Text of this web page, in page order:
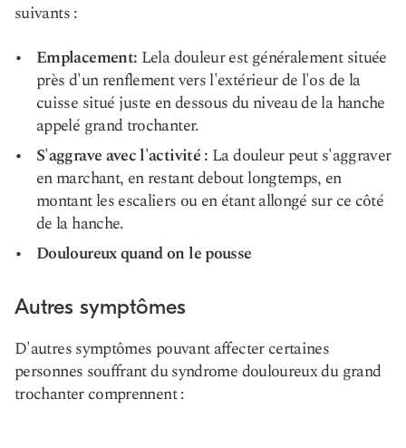
suivants :
Emplacement: Lela douleur est généralement située
près d'un renflement vers l'extérieur de l'os de la
cuisse situé juste en dessous du niveau de la hanche
appelé grand trochanter.
S'aggrave avec l'activité : La douleur peut s'aggraver
en marchant, en restant debout longtemps, en
montant les escaliers ou en étant allongé sur ce côté
de la hanche.
Douloureux quand on le pousse
Autres symptômes
D'autres symptômes pouvant affecter certaines
personnes souffrant du syndrome douloureux du grand
trochanter comprennent :